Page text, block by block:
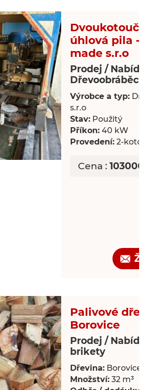
úhlová pila -
made s.r.o
Prodej /
Dřevoobráběcí
Výrobce a typ:
s.r.o
Stav: Použitý
Příkon: 40 kW
Provedení: 2-
Cena :
Palivové
Borovice
Prodej /
brikety
Dřevina: Borovice
Množství: 32 m³